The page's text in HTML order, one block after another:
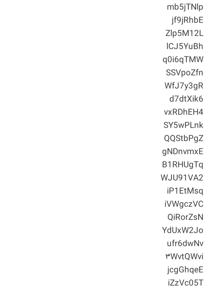
mb5jTNlp
jf9jRhbE
Zlp5M12L
lCJ5YuBh
q0i6qTMW
SSVpoZfn
WfJ7y3gR
d7dtXik6
vxRDhEH4
SY5wPLnk
QQStbPgZ
gNDnvmxE
B1RHUgTq
WJU91VA2
iP1EtMsq
iVWgczVC
QiRorZsN
YdUxW2Jo
ufr6dwNv
۳WvtQWvi
jcgGhqeE
iZzVc05T